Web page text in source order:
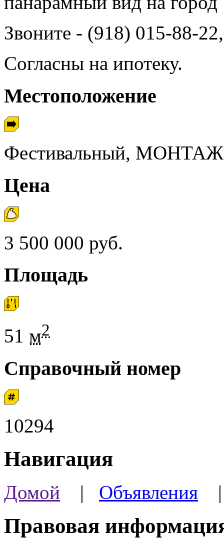
Звоните - (918) 015-88-
Согласны на ипотеку.
Местоположение
Фестивальный,
Цена
3 500 000 руб.
Площадь
51 м2
Справочный номер
10294
Навигация
Домой | Объявления
Правовая